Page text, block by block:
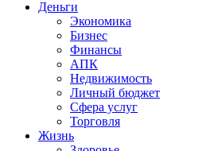
Деньги
Экономика
Бизнес
Финансы
АПК
Недвижимость
Личный бюджет
Сфера услуг
Торговля
Жизнь